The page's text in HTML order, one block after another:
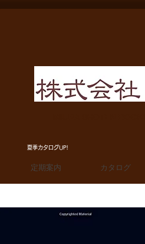
夏季カタログUP!
定期案内 カタログ